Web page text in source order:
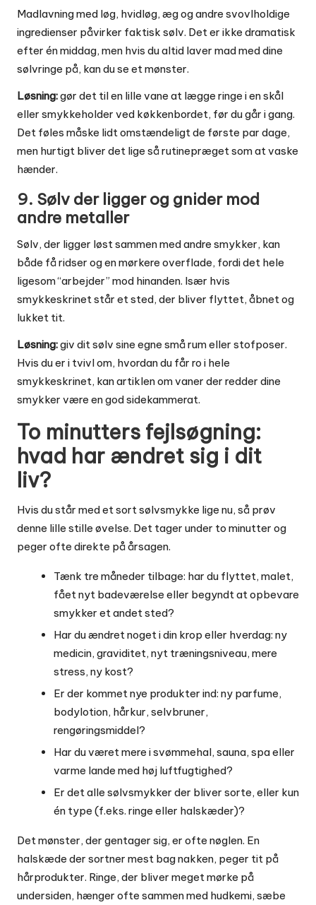
Madlavning med løg, hvidløg, æg og andre svovlholdige
ingredienser påvirker faktisk sølv. Det er ikke dramatisk
efter én middag, men hvis du altid laver mad med dine
sølvringe på, kan du se et mønster.
Løsning:gør det til en lille vane at lægge ringe i en skål
eller smykkeholder ved køkkenbordet, før du går i gang.
Det føles måske lidt omstændeligt de første par dage,
men hurtigt bliver det lige så rutinepræget som at vaske
hænder.
9. Sølv der ligger og gnider mod
andre metaller
Sølv, der ligger løst sammen med andre smykker, kan
både få ridser og en mørkere overflade, fordi det hele
ligesom “arbejder” mod hinanden. Især hvis
smykkeskrinet står et sted, der bliver flyttet, åbnet og
lukket tit.
Løsning:giv dit sølv sine egne små rum eller stofposer.
Hvis du er i tvivl om, hvordan du får ro i hele
smykkeskrinet, kan artiklen omvaner der redder dine
smykker være en god sidekammerat.
To minutters fejlsøgning:
hvad har ændret sig i dit
liv?
Hvis du står med et sort sølvsmykke lige nu, så prøv
denne lille stille øvelse. Det tager under to minutter og
peger ofte direkte på årsagen.
Tænk tre måneder tilbage: har du flyttet, malet,
fået nyt badeværelse eller begyndt at opbevare
smykker et andet sted?
Har du ændret noget i din krop eller hverdag: ny
medicin, graviditet, nyt træningsniveau, mere
stress, ny kost?
Er der kommet nye produkter ind: ny parfume,
bodylotion, hårkur, selvbruner,
rengøringsmiddel?
Har du været mere i svømmehal, sauna, spa eller
varme lande med høj luftfugtighed?
Er det alle sølvsmykker der bliver sorte, eller kun
én type (f.eks. ringe eller halskæder)?
Det mønster, der gentager sig, er ofte nøglen. En
halskæde der sortner mest bag nakken, peger tit på
hårprodukter. Ringe, der bliver meget mørke på
undersiden, hænger ofte sammen med hudkemi, sæbe